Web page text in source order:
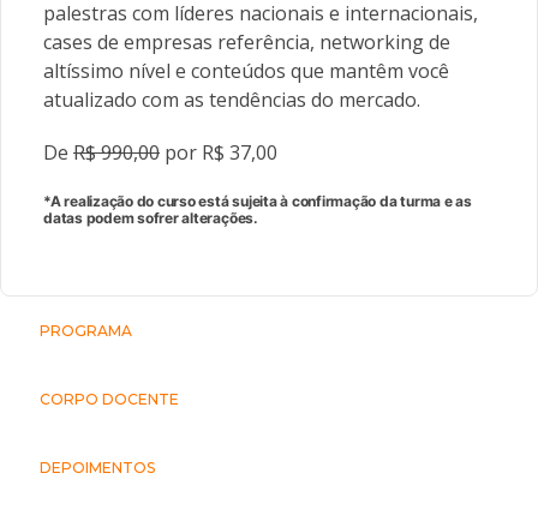
palestras com líderes nacionais e internacionais,
cases de empresas referência, networking de
altíssimo nível e conteúdos que mantêm você
atualizado com as tendências do mercado.
De R$ 990,00 por R$ 37,00
*A realização do curso está sujeita à confirmação da turma e as
datas podem sofrer alterações.
PROGRAMA
CORPO DOCENTE
DEPOIMENTOS